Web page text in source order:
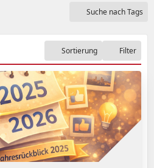
Suche nach Tags
Sortierung Filter